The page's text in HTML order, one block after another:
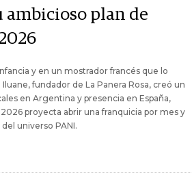
ambicioso plan de
y en un mostrador francés que lo
fundador de La Panera Rosa, creó un
en Argentina y presencia en España,
proyecta abrir una franquicia por mes y
universo PANI.